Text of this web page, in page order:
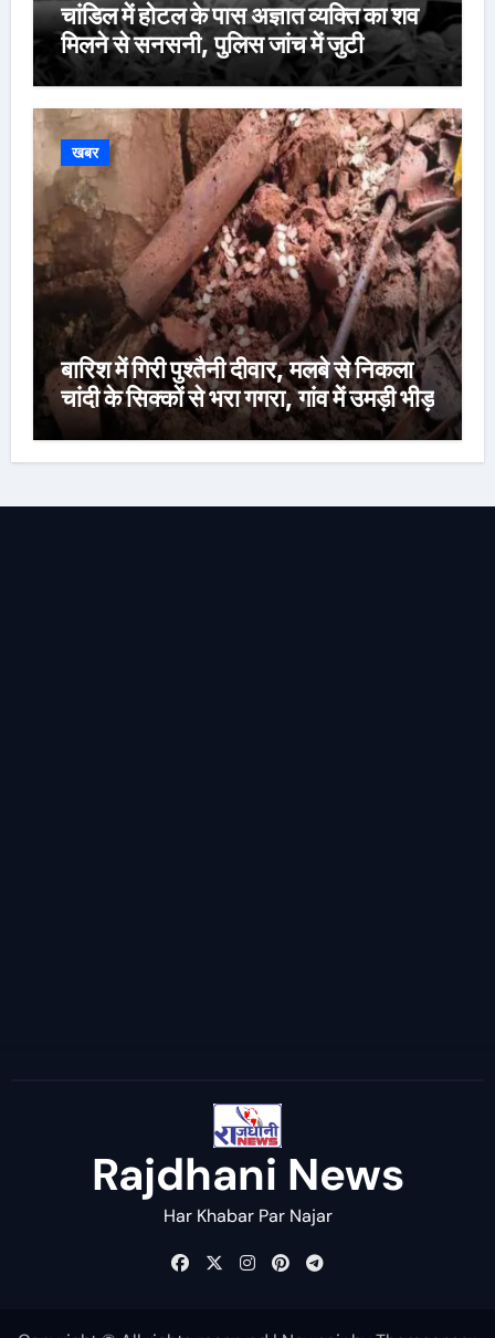
चांडिल में होटल के पास अज्ञात व्यक्ति का शव
मिलने से सनसनी, पुलिस जांच में जुटी
खबर
बारिश में गिरी पुश्तैनी दीवार, मलबे से निकला
चांदी के सिक्कों से भरा गगरा, गांव में उमड़ी भीड़
Rajdhani News
Har Khabar Par Najar